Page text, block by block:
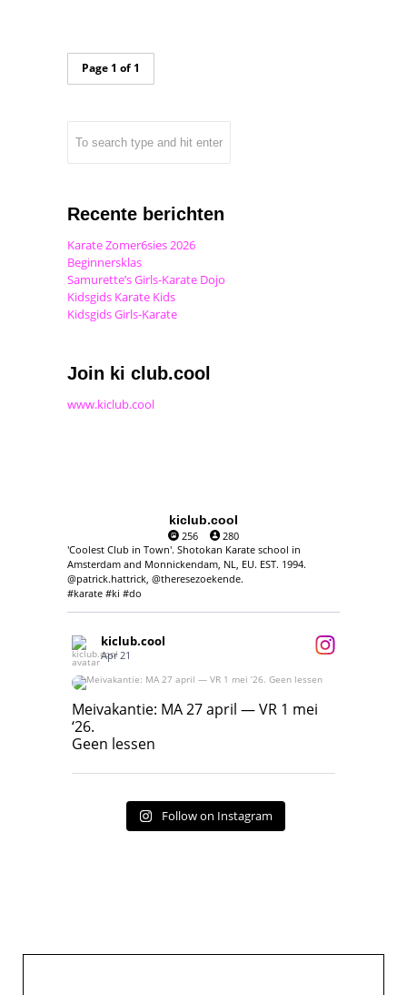
Page 1 of 1
Recente berichten
Karate Zomer6sies 2026
Beginnersklas
Samurette’s Girls-Karate Dojo
Kidsgids Karate Kids
Kidsgids Girls-Karate
Join ki club.cool
www.kiclub.cool
kiclub.cool
256
280
'Coolest Club in Town'. Shotokan Karate school in
Amsterdam and Monnickendam, NL, EU. EST. 1994.
@patrick.hattrick, @theresezoekende.
#karate #ki #do
kiclub.cool
Apr 21
Meivakantie: MA 27 april — VR 1 mei ‘26.
Geen lessen
Meivakantie: MA 27 april — VR 1 mei
‘26.
Geen lessen
Follow on Instagram